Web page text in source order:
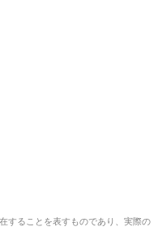
することを表すものであり、実際の